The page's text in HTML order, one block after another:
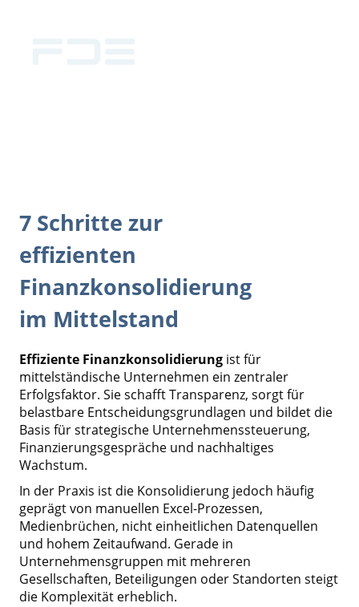
7 Schritte zur
effizienten
Finanzkonsolidierung
im Mittelstand
Effiziente Finanzkonsolidierung ist für
mittelständische Unternehmen ein zentraler
Erfolgsfaktor. Sie schafft Transparenz, sorgt für
belastbare Entscheidungsgrundlagen und bildet die
Basis für strategische Unternehmenssteuerung,
Finanzierungsgespräche und nachhaltiges
Wachstum.
In der Praxis ist die Konsolidierung jedoch häufig
geprägt von manuellen Excel-Prozessen,
Medienbrüchen, nicht einheitlichen Datenquellen
und hohem Zeitaufwand. Gerade in
Unternehmensgruppen mit mehreren
Gesellschaften, Beteiligungen oder Standorten steigt
die Komplexität erheblich.